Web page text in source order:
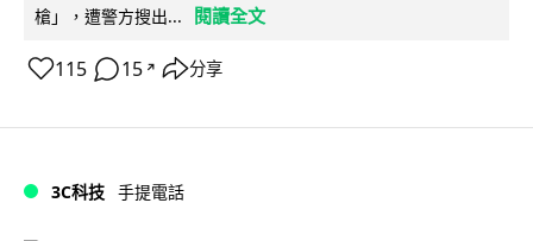
槍」，遭警方搜出...
閱讀全文
115 15 ↗ 分享
3C科技 手提電話